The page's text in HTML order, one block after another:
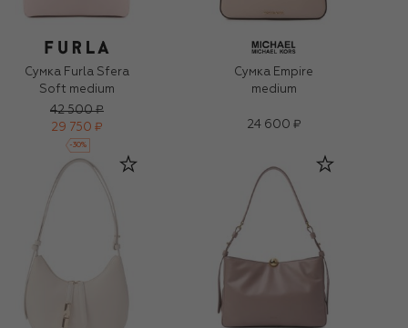
Сумка Furla Sfera
Soft medium
42 500 ₽
29 750 ₽
-30%
Сумка Empire
medium
24 600 ₽